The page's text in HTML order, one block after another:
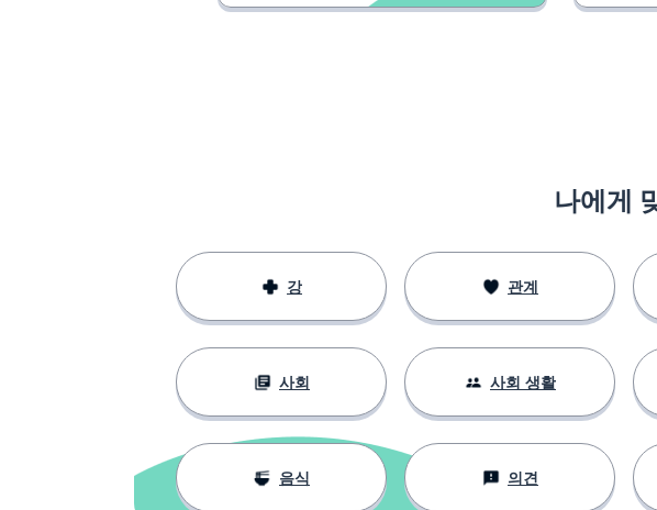
나에게
강 관계
사회 사회 생활
음식 의견